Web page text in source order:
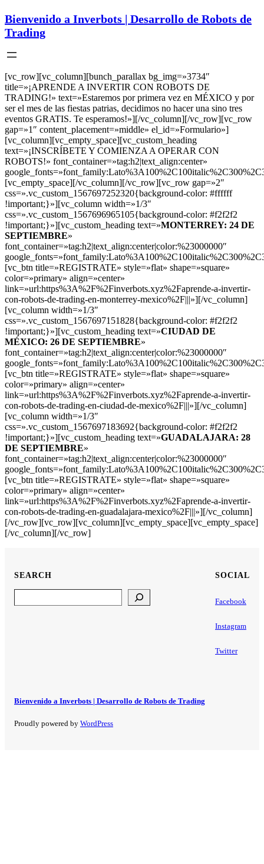
Bienvenido a Inverbots | Desarrollo de Robots de
Trading
[vc_row][vc_column][bunch_parallax bg_img=»3734″
title=»¡APRENDE A INVERTIR CON ROBOTS DE
TRADING!» text=»Estaremos por primera vez en MÉXICO y por
ser el mes de las fiestas patrias, decidimos no hacer una sino tres
eventos GRATIS. Te esperamos!»][/vc_column][/vc_row][vc_row
gap=»1″ content_placement=»middle» el_id=»Formulario»]
[vc_column][vc_empty_space][vc_custom_heading
text=»¡INSCRÍBETE Y COMIENZA A OPERAR CON
ROBOTS!» font_container=»tag:h2|text_align:center»
[vc_empty_space][/vc_column][/vc_row][vc_row gap=»2″
css=».vc_custom_1567697252320{background-color: #ffffff
!important;}»][vc_column width=»1/3″
css=».vc_custom_1567696965105{background-color: #f2f2f2
!important;}»][vc_custom_heading text=»MONTERREY: 24 DE
SEPTIEMBRE»
font_container=»tag:h2|text_align:center|color:%23000000″
[vc_btn title=»REGISTRATE» style=»flat» shape=»square»
color=»primary» align=»center»
link=»url:https%3A%2F%2Finverbots.xyz%2Faprende-a-invertir-
con-robots-de-trading-en-monterrey-mexico%2F|||»][/vc_column]
[vc_column width=»1/3″
css=».vc_custom_1567697151828{background-color: #f2f2f2
!important;}»][vc_custom_heading text=»CIUDAD DE
MÉXICO: 26 DE SEPTIEMBRE»
font_container=»tag:h2|text_align:center|color:%23000000″
[vc_btn title=»REGISTRATE» style=»flat» shape=»square»
color=»primary» align=»center»
link=»url:https%3A%2F%2Finverbots.xyz%2Faprende-a-invertir-
con-robots-de-trading-en-ciudad-de-mexico%2F|||»][/vc_column]
[vc_column width=»1/3″
css=».vc_custom_1567697183692{background-color: #f2f2f2
!important;}»][vc_custom_heading text=»GUADALAJARA: 28
DE SEPTIEMBRE»
font_container=»tag:h2|text_align:center|color:%23000000″
[vc_btn title=»REGISTRATE» style=»flat» shape=»square»
color=»primary» align=»center»
link=»url:https%3A%2F%2Finverbots.xyz%2Faprende-a-invertir-
con-robots-de-trading-en-guadalajara-mexico%2F|||»][/vc_column]
[/vc_row][vc_row][vc_column][vc_empty_space][vc_empty_space]
[/vc_column][/vc_row]
SEARCH SOCIAL
Facebook
Instagram
Twitter
Bienvenido a Inverbots | Desarrollo de Robots de Trading
Proudly powered by WordPress